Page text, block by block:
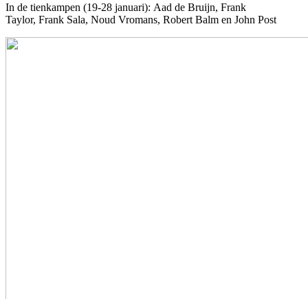
In de tienkampen (19-28 januari): Aad de Bruijn, Frank
Taylor, Frank Sala, Noud Vromans, Robert Balm en John Post